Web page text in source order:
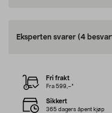
Eksperten svarer (4
Fri frakt
Fra 599,–*
Sikkert
365 dagers åpent kjøp